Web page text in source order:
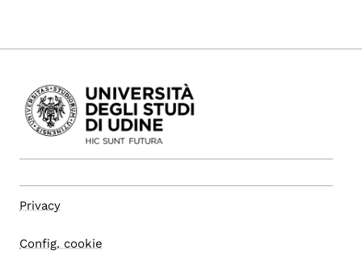
Privacy
Config. cookie